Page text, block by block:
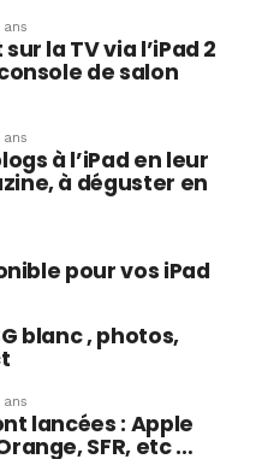
ans
la TV via l’iPad 2
de salon
ans
à l’iPad en leur
à déguster en
pour vos iPad
blanc , photos,
ans
lancées : Apple
SFR, etc …